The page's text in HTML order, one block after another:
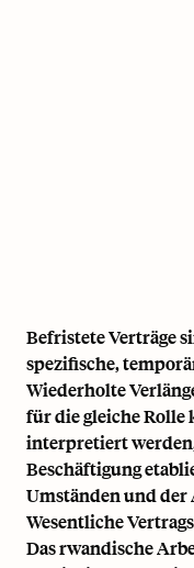
Befristete Verträge
spezifische,
Wiederholte
für die gleiche Rolle
interpretiert
Beschäftigung
Umständen und der
Wesentliche
Das rwandische